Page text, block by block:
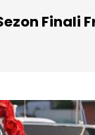
Finali